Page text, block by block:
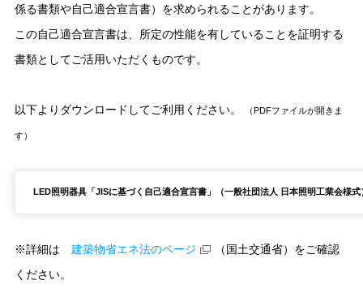
係る書類や自己適合宣言書）を求められることがあります。
この自己適合宣言書は、所定の性能を有していることを証明する
書類としてご活用いただくものです。
以下よりダウンロードしてご利用ください。 （PDFファイルが開きま
す）
LED照明器具「JISに基づく自己適合宣言書」（一般社団法人 日本照明工業会様式
※詳細は 建築物省エネ法のページ
（国土交通省）をご確認
ください。